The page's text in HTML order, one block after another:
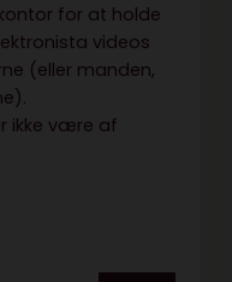
for at holde
videos
(eller manden,
ikke være af